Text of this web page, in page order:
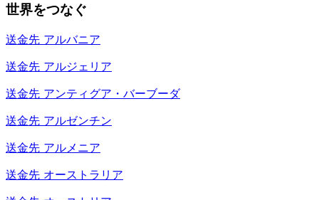
世界をつなぐ
送金先 アルバニア
送金先 アルジェリア
送金先 アンティグア・バーブーダ
送金先 アルゼンチン
送金先 アルメニア
送金先 オーストラリア